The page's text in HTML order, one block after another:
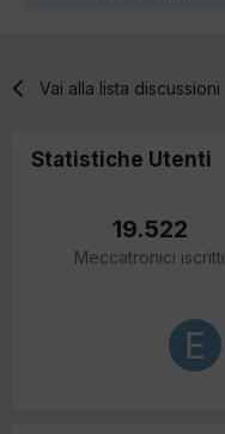
Vai alla lista discussioni
Statistiche Utenti
19.522
Meccatronici iscritti